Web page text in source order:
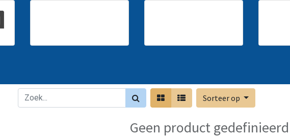
Sorteer op
Geen product gedefinieerd